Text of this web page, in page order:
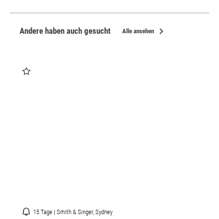
Andere haben auch gesucht Alle ansehen chevron_right
15 Tage | Smith & Singer, Sydney